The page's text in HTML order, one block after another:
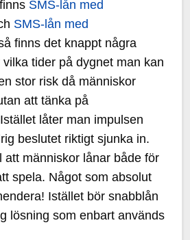
SMS-lån med
SMS-lån med
finns det knappt några
tider på dygnet man kan
stor risk då människor
att tänka på
låter man impulsen
beslutet riktigt sjunka in.
att människor lånar både för
spela. Något som absolut
Istället bör snabblån
lösning som enbart används